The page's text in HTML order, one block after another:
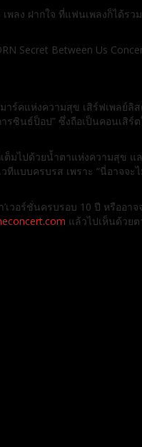
เพลง ฝากใจ ที่แฟนเพลงก็ได้
Secret Between Us
าร์คแห่งความสุข เสิร์ฟเพลย์ลิ
รซินธ์ป็อป” ซึ่งถือเป็นคอนเสิ
ต็มไปด้วยน้ำตาแห่งความสุข แ
ทีแบบครบรส เพราะ “นี่อาจจ
า’เวอร์ชั่นครบรอบ 10 ปี หรืออ
แล้วไปเห็นด้วย